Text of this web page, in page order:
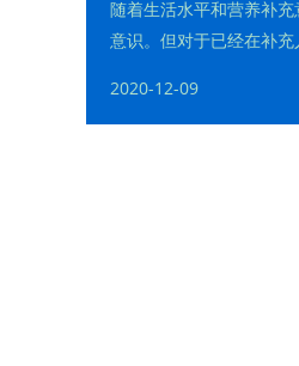
随着生活水平和营养补
意识。但对于已经在补
2020-12-09